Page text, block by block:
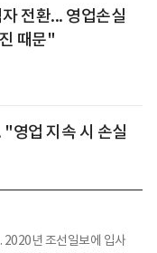
전환... 영업손실
때문"
영업 지속 시 손실
2020년 조선일보에 입사